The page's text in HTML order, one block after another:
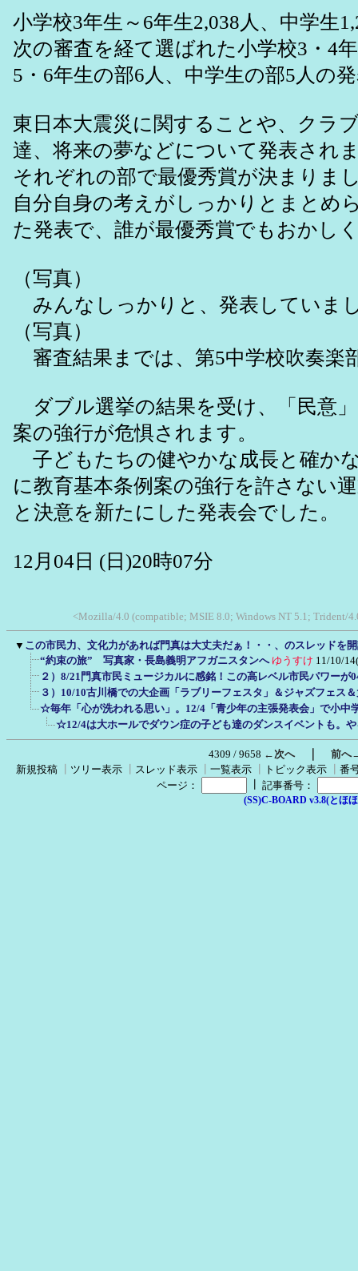
小学校3年生～6年生2,038人、中学生
次の審査を経て選ばれた小学校3・4
5・6年生の部6人、中学生の部5人の
東日本大震災に関することや、クラ
達、将来の夢などについて発表され
それぞれの部で最優秀賞が決まりま
自分自身の考えがしっかりとまとめ
た発表で、誰が最優秀賞でもおかし
（写真）
みんなしっかりと、発表していま
（写真）
審査結果までは、第5中学校吹奏楽
ダブル選挙の結果を受け、「民意
案の強行が危惧されます。
子どもたちの健やかな成長と確か
に教育基本条例案の強行を許さない
と決意を新たにした発表会でした。
12月04日 (日)20時07分
<Mozilla/4.0 (compatible; MSIE 8.0; Windows NT 5.1; Trident/
▼ この市民力、文化力があれば門真は大丈夫だぁ！・・、のスレッドを
“約束の旅” 写真家・長島義明アフガニスタンへ ゆうすけ 11/10/
２）8/21門真市民ミュージカルに感銘！この高レベル市民パワーが
３）10/10古川橋での大企画「ラブリーフェスタ」＆ジャズフェス
☆毎年「心が洗われる思い」。12/4「青少年の主張発表会」で小中
☆12/4は大ホールでダウン症の子ども達のダンスイベントも。
4309 / 9658 ←次へ｜ 前へ
新規投稿
ツリー表示 スレッド表示 一覧表示 トピック表示
番
ページ：
記事番号：
(SS)C-BOARD v3.8(とほ